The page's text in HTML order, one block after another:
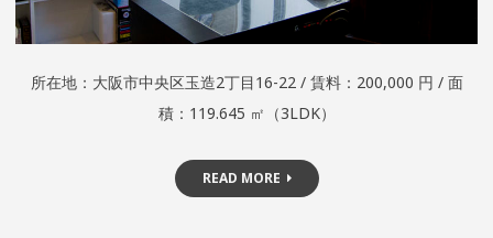
所在地：大阪市中央区玉造2丁目16-22 / 賃料：200,000 円 / 面
積：119.645 ㎡（3LDK）
READ MORE